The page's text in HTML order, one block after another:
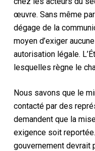
œuvre. Sans même
dégage de la
moyen d’exiger aucune
autorisation légale.
lesquelles règne le
Nous savons que le
contacté par des
demandent que la
exigence soit reportée.
gouvernement devrait